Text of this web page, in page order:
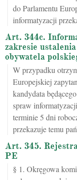
do Parlamentu
informatyzacji
Art. 344c.
zakresie
obywatela
W przypadku
Europejskiej
kandydata
spraw
terminie 5 dni
przekazuje temu
Art. 345.
PE
§ 1. Okręgowa